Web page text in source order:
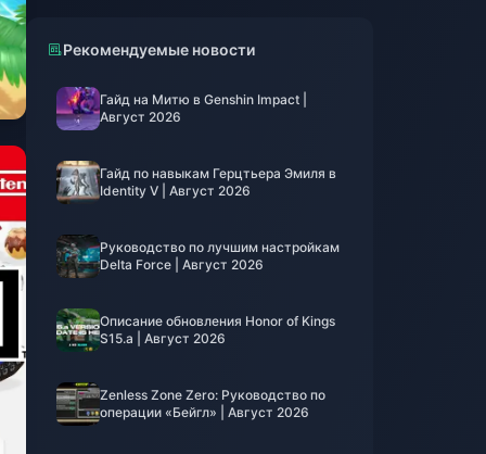
Рекомендуемые новости
Гайд на Митю в Genshin Impact |
Август 2026
Гайд по навыкам Герцтьера Эмиля в
Identity V | Август 2026
Руководство по лучшим настройкам
Delta Force | Август 2026
Описание обновления Honor of Kings
S15.a | Август 2026
Zenless Zone Zero: Руководство по
операции «Бейгл» | Август 2026